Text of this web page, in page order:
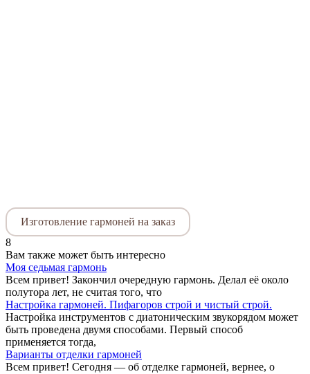
Изготовление гармоней на заказ
8
Вам также может быть интересно
Моя седьмая гармонь
Всем привет! Закончил очередную гармонь. Делал её около
полутора лет, не считая того, что
Настройка гармоней. Пифагоров строй и чистый строй.
Настройка инструментов с диатоническим звукорядом может
быть проведена двумя способами. Первый способ
применяется тогда,
Варианты отделки гармоней
Всем привет! Сегодня — об отделке гармоней, вернее, о